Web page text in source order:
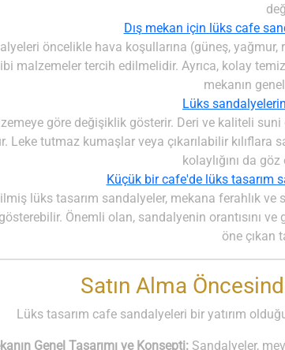
Dış mekan için lüks cafe
öncelikle hava koşullarına (güneş,
malzemeler tercih edilmelidir. Ayrıca, kolay
mekanın
Lüks
göre değişiklik gösterir. Deri ve kaliteli
Leke tutmaz kumaşlar veya çıkarılabilir
kolaylığını da
Küçük bir cafe'de lüks tasarım
lüks tasarım sandalyeler, mekana ferahlık
Önemli olan, sandalyenin orantısını
öne çıkan
Satın Alma
Lüks tasarım cafe sandalyeleri bir yatırım
Genel Tasarımı ve Konsepti: Sandalyeler,